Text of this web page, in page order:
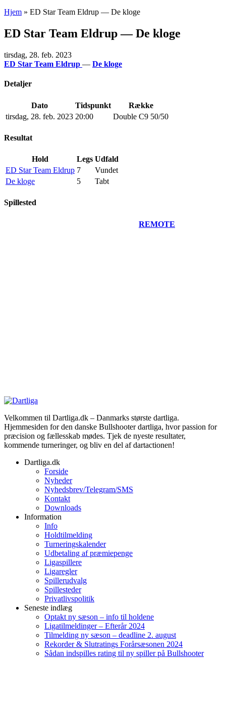
Hjem » ED Star Team Eldrup — De kloge
ED Star Team Eldrup — De kloge
tirsdag, 28. feb. 2023
ED Star Team Eldrup — De kloge
Detaljer
Dato Tidspunkt
Række
tirsdag, 28. feb. 2023 20:00 Double C9 50/50
Resultat
Hold Legs Udfald
ED Star Team Eldrup 7
Vundet
De kloge
5 Tabt
Spillested
REMOTE
Velkommen til Dartliga.dk – Danmarks største dartliga.
Hjemmesiden for den danske Bullshooter dartliga, hvor passion for
præcision og fællesskab mødes. Tjek de nyeste resultater,
kommende turneringer, og bliv en del af dartactionen!
Dartliga.dk
Forside
Nyheder
Nyhedsbrev/Telegram/SMS
Kontakt
Downloads
Information
Info
Holdtilmelding
Turneringskalender
Udbetaling af præmiepenge
Ligaspillere
Ligaregler
Spillerudvalg
Spillesteder
Privatlivspolitik
Seneste indlæg
Optakt ny sæson – info til holdene
Ligatilmeldinger – Efterår 2024
Tilmelding ny sæson – deadline 2. august
Rekorder & Slutratings Forårsæsonen 2024
Sådan indspilles rating til ny spiller på Bullshooter